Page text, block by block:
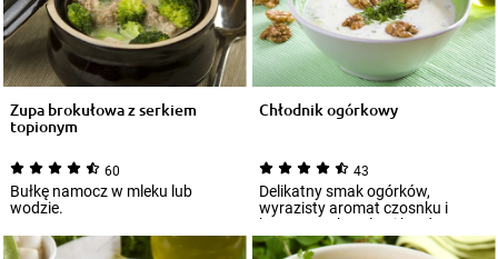
Zupa brokułowa z serkiem
topionym
60
Bułkę namocz w mleku lub
wodzie.
Chłodnik ogórkowy
43
Delikatny smak ogórków,
wyrazisty aromat czosnku i
kopru oraz kwaśny i bardzo
gęsty jogurt grecki...